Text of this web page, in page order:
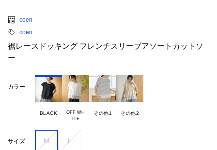
coen
coen
裾レースドッキング フレンチスリーブアソートカットソ
ー
カラー
BLACK
OFF WH
ITE
その他1 その他2
サイズ M L